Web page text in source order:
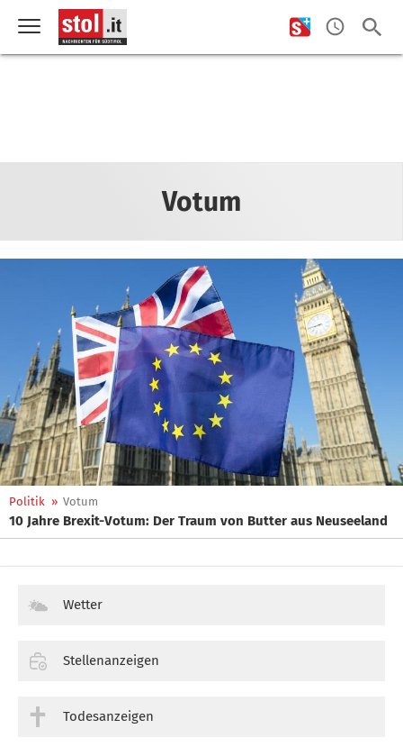
Votum
Politik » Votum
10 Jahre Brexit-Votum: Der Traum von Butter aus Neuseeland
Wetter
Stellenanzeigen
Todesanzeigen